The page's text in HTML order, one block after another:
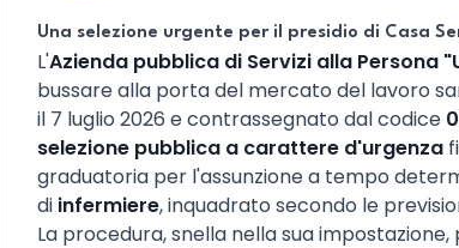
Una selezione urgente per il presidio di Casa
L'Azienda pubblica di Servizi alla Persona
bussare alla porta del mercato del lavoro
il 7 luglio 2026 e contrassegnato dal codice
selezione pubblica a carattere d'urgenza
graduatoria per l'assunzione a tempo
di infermiere, inquadrato secondo le
La procedura, snella nella sua impostazione,